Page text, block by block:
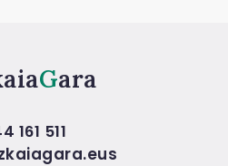
Gara
161 511